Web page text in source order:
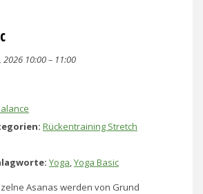
2026 10:00– 11:00
Rückentraining Stretch
Yoga,Yoga Basic
Asanas werden von Grund